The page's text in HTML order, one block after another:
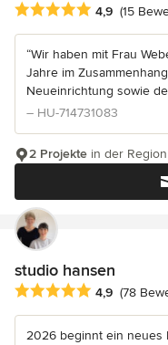
Durchschnittliche
4,9 (15
“Wir haben mit Frau
Jahre im
Neueinrichtung sowie
– HU-714731083
2 Projekte in der
studio hansen
Durchschnittliche
4,9 (78
2026 beginnt ein neues